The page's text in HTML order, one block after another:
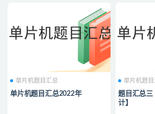
单片机题目汇总
单片机题目汇总2022年
单片机题目
题目汇总三
计】